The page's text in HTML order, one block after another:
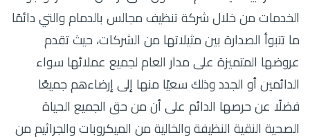
الخدمات من خلال شركة تنظيف مجالس بالدمام والتي دائمًا
ما تتبوأ الصدارة بين مثيلاتها من الشركات، حيث تقدم
عروضها المتميزة على مدار العام لجميع عملائها سواء
الدائمين أو الجدد وذلك سعيًا منها إلى إرضاءهم جميعًا
فضلًا عن حرصها الدائم على أن من حق الجميع الحياة
الصحية النقية النظيفة والخالية من الميكروبات والجراثيم من